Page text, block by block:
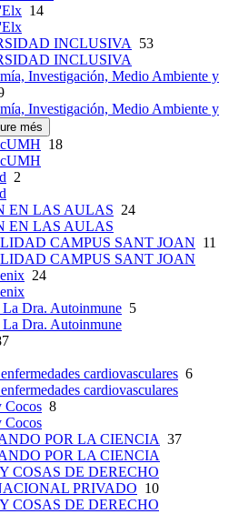
14
INCLUSIVA
53
INCLUSIVA
Investigación, Medio Ambiente y
Investigación, Medio Ambiente y
més
18
2
EN LAS AULAS 24
EN LAS AULAS
CAMPUS SANT JOAN 11
CAMPUS SANT JOAN
24
Dra. Autoinmune 5
Dra. Autoinmune
cardiovasculares 6
cardiovasculares
Cocos 8
Cocos
POR LA CIENCIA 37
POR LA CIENCIA
COSAS DE DERECHO
PRIVADO 10
COSAS DE DERECHO